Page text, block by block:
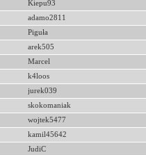
Kiepu93
adamo2811
Piguła
arek505
Marcel
k4loos
jurek039
skokomaniak
wojtek5477
kamil45642
JudiC